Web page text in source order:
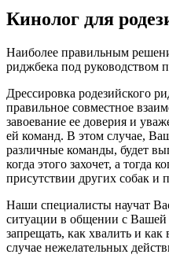
Кинолог для
Наиболее правильным
риджбека под руководством
Дрессировка родезийского
правильное совместное
завоевание ее доверия и
ей команд. В этом случае,
различные команды, будет
когда этого захочет, а тогда
присутствии других собак и
Наши специалисты научат
ситуации в общении с Вашей
запрещать, как хвалить и
случае нежелательных